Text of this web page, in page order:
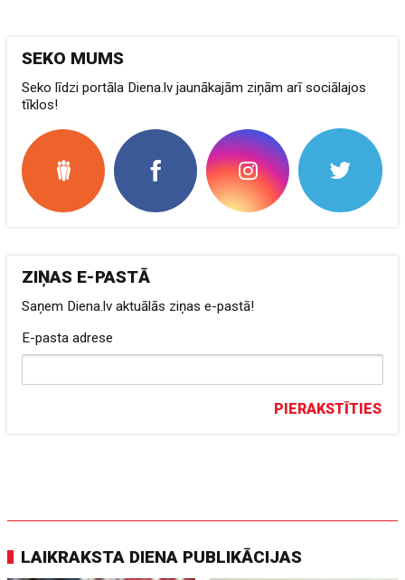
SEKO MUMS
Seko līdzi portāla Diena.lv jaunākajām ziņām arī sociālajos
tīklos!
ZIŅAS E-PASTĀ
Saņem Diena.lv aktuālās ziņas e-pastā!
E-pasta adrese
PIERAKSTĪTIES
LAIKRAKSTA DIENA PUBLIKĀCIJAS